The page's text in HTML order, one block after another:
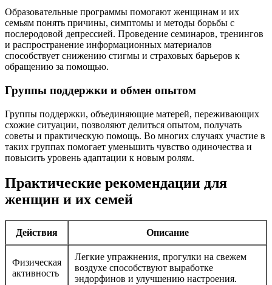
Образовательные программы помогают женщинам и их
семьям понять причины, симптомы и методы борьбы с
послеродовой депрессией. Проведение семинаров, тренингов
и распространение информационных материалов
способствует снижению стигмы и страховых барьеров к
обращению за помощью.
Группы поддержки и обмен опытом
Группы поддержки, объединяющие матерей, переживающих
схожие ситуации, позволяют делиться опытом, получать
советы и практическую помощь. Во многих случаях участие в
таких группах помогает уменьшить чувство одиночества и
повысить уровень адаптации к новым ролям.
Практические рекомендации для
женщин и их семей
Действия Описание
Физическая
активность
Легкие упражнения, прогулки на свежем
воздухе способствуют выработке
эндорфинов и улучшению настроения.